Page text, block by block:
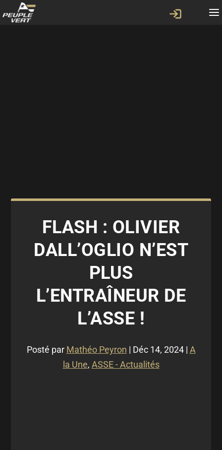
FLASH : OLIVIER
DALL’OGLIO N’EST
PLUS
L’ENTRAÎNEUR DE
L’ASSE !
Posté par Mathéo Peyron | Déc 14, 2024| A
la Une, ASSE - Actualités